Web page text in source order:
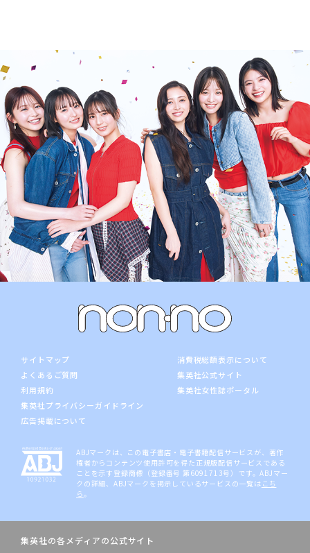
サイトマップ
よくあるご質問
利用規約
集英社プライバシーガイドライン
広告掲載について
消費税総額表示について
集英社公式サイト
集英社女性誌ポータル
ABJマークは、この電子書店・電子書籍配信サービスが、著作
権者からコンテンツ使用許可を得た正規版配信サービスである
ことを示す登録商標（登録番号 第6091713号）です。ABJマー
クの詳細、ABJマークを掲示しているサービスの一覧は こち
ら。
集英社の各メディアの公式サイト